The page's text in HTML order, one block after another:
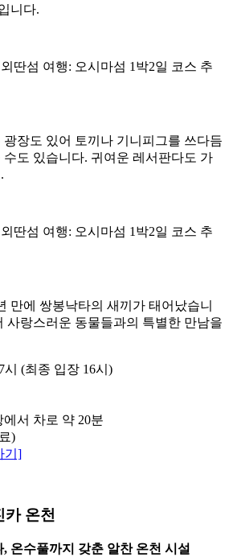
니다.
장도 있어 토끼나 기니피그를 쓰다듬
도 있습니다. 귀여운 레서판다도 가
만에 쌍봉낙타의 새끼가 태어났습니
사랑스러운 동물들과의 특별한 만남을
시 (최종 입장 16시)
서 차로 약 20분
)
기]
카 온천
온수풀까지 갖춘 알찬 온천 시설